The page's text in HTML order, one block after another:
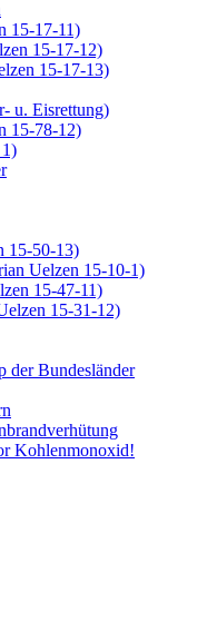
15-17-11)
15-17-12)
15-17-13)
u. Eisrettung)
15-78-12)
15-50-13)
Uelzen 15-10-1)
15-47-11)
15-31-12)
Bundesländer
Kohlenmonoxid!